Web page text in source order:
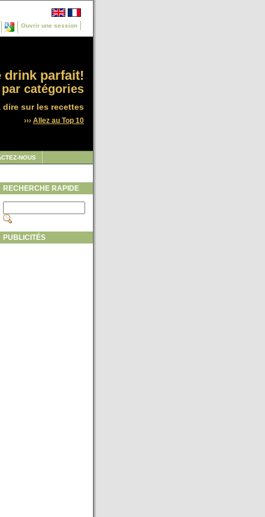
Ouvrir une session
drink parfait!
catégories
dire sur les recettes
››› Allez au Top 10
NOUS
RECHERCHE RAPIDE
PUBLICITÉS